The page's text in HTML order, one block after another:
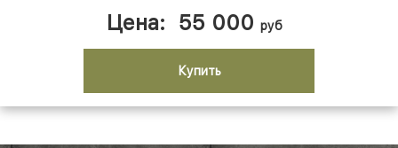
Цена: 55 000 руб
Купить